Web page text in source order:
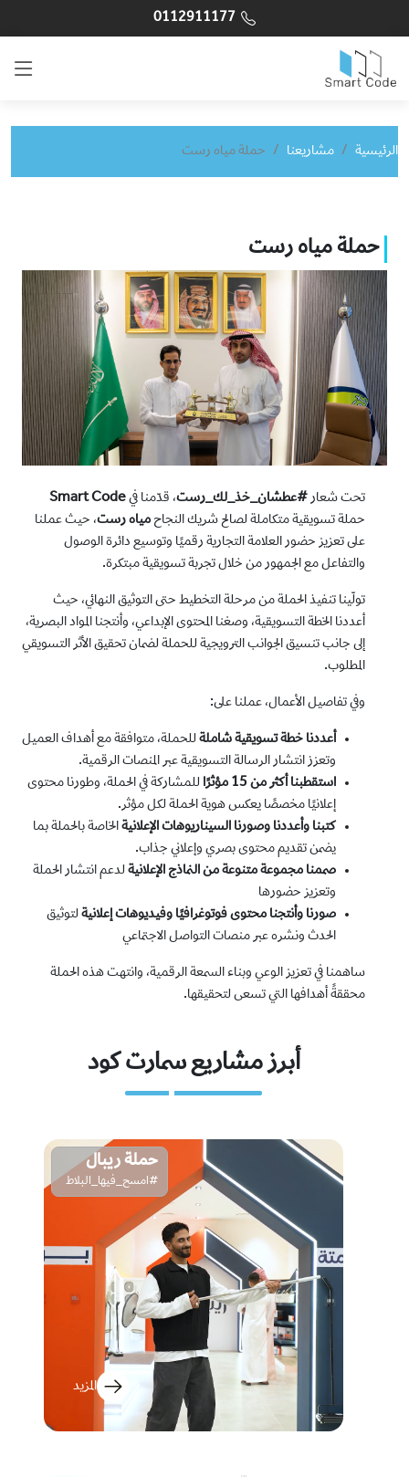
0112911177
الرئيسية مشاريعنا حملة مياه رست
حملة مياه رست
تحت شعار#عطشان_خذ_لك_رست، قدّمنا فيSmart Code
حملة تسويقية متكاملة لصالح شريك النجاح مياه رست، حيث عملنا
على تعزيز حضور العلامة التجارية رقميًا وتوسيع دائرة الوصول
والتفاعل مع الجمهور من خلال تجربة تسويقية مبتكرة.
تولّينا تنفيذ الحملة من مرحلة التخطيط حتى التوثيق النهائي، حيث
أعددنا الخطة التسويقية، وصغنا المحتوى الإبداعي، وأنتجنا المواد البصرية،
إلى جانب تنسيق الجوانب الترويجية للحملة لضمان تحقيق الأثر التسويقي
المطلوب.
وفي تفاصيل الأعمال، عملنا على:
أعددنا خطة تسويقية شاملة للحملة، متوافقة مع أهداف العميل
وتعزز انتشار الرسالة التسويقية عبر المنصات الرقمية.
استقطبنا أكثر من 15 مؤثرًا
للمشاركة في الحملة، وطورنا محتوى
إعلانيًا مخصصًا يعكس هوية الحملة لكل مؤثر.
كتبنا وأعددنا وصورنا السيناريوهات الإعلانيةالخاصة بالحملة بما
يضمن تقديم محتوى بصري وإعلاني جذاب.
صممنا مجموعة متنوعة من النماذج الإعلانية لدعم انتشار الحملة
وتعزيز حضورها
صورنا وأنتجنا محتوى فوتوغرافيًا وفيديوهات إعلانية لتوثيق
الحدث ونشره عبر منصات التواصل الاجتماعي
ساهمنا في تعزيز الوعي وبناء السمعة الرقمية، وانتهت هذه الحملة
محققةً أهدافها التي تسعى لتحقيقها.
أبرز مشاريع سمارت كود
حملة ريبال
#امسح_فيها_البلاط
المزيد